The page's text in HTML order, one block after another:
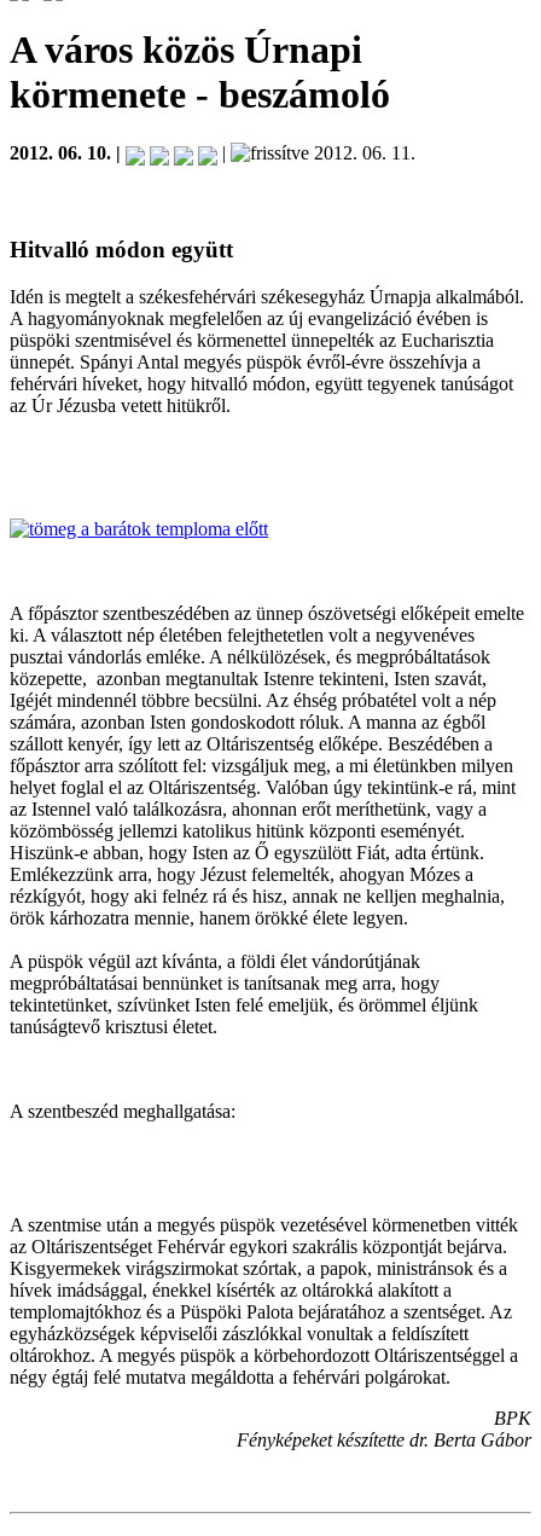
A város közös Úrnapi
körmenete - beszámoló
2012. 06. 10. | | 2012. 06. 11.
Hitvalló módon együtt
Idén is megtelt a székesfehérvári székesegyház Úrnapja alkalmából.
A hagyományoknak megfelelően az új evangelizáció évében is
püspöki szentmisével és körmenettel ünnepelték az Eucharisztia
ünnepét. Spányi Antal megyés püspök évről-évre összehívja a
fehérvári híveket, hogy hitvalló módon, együtt tegyenek tanúságot
az Úr Jézusba vetett hitükről.
A főpásztor szentbeszédében az ünnep ószövetségi előképeit emelte
ki. A választott nép életében felejthetetlen volt a negyvenéves
pusztai vándorlás emléke. A nélkülözések, és megpróbáltatások
közepette, azonban megtanultak Istenre tekinteni, Isten szavát,
Igéjét mindennél többre becsülni. Az éhség próbatétel volt a nép
számára, azonban Isten gondoskodott róluk. A manna az égből
szállott kenyér, így lett az Oltáriszentség előképe. Beszédében a
főpásztor arra szólított fel: vizsgáljuk meg, a mi életünkben milyen
helyet foglal el az Oltáriszentség. Valóban úgy tekintünk-e rá, mint
az Istennel való találkozásra, ahonnan erőt meríthetünk, vagy a
közömbösség jellemzi katolikus hitünk központi eseményét.
Hiszünk-e abban, hogy Isten az Ő egyszülött Fiát, adta értünk.
Emlékezzünk arra, hogy Jézust felemelték, ahogyan Mózes a
rézkígyót, hogy aki felnéz rá és hisz, annak ne kelljen meghalnia,
örök kárhozatra mennie, hanem örökké élete legyen.
A püspök végül azt kívánta, a földi élet vándorútjának
megpróbáltatásai bennünket is tanítsanak meg arra, hogy
tekintetünket, szívünket Isten felé emeljük, és örömmel éljünk
tanúságtevő krisztusi életet.
A szentbeszéd meghallgatása:
A szentmise után a megyés püspök vezetésével körmenetben vitték
az Oltáriszentséget Fehérvár egykori szakrális központját bejárva.
Kisgyermekek virágszirmokat szórtak, a papok, ministránsok és a
hívek imádsággal, énekkel kísérték az oltárokká alakított a
templomajtókhoz és a Püspöki Palota bejáratához a szentséget. Az
egyházközségek képviselői zászlókkal vonultak a feldíszített
oltárokhoz. A megyés püspök a körbehordozott Oltáriszentséggel a
négy égtáj felé mutatva megáldotta a fehérvári polgárokat.
BPK
Fényképeket készítette dr. Berta Gábor